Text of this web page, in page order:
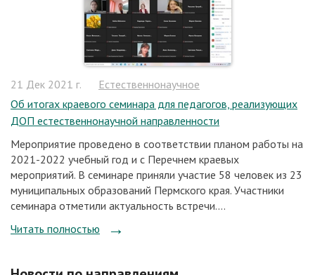
21 Дек 2021 г.
Естественнонаучное
Об итогах краевого семинара для педагогов, реализующих
ДОП естественнонаучной направленности
Мероприятие проведено в соответствии планом работы на
2021-2022 учебный год и с Перечнем краевых
мероприятий. В семинаре приняли участие 58 человек из 23
муниципальных образований Пермского края. Участники
семинара отметили актуальность встречи....
Читать полностью